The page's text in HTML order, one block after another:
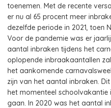
toenemen. Met de recente
er nu al 65 procent meer
dezelfde periode in 2021, toen
Voor de pandemie was er
aantal inbraken tijdens het
oplopende inbraakaantallen
het aankomende
zijn van het aantal inbraken.
het momenteel schoolvakantie
gaan. In 2020 was het aantal